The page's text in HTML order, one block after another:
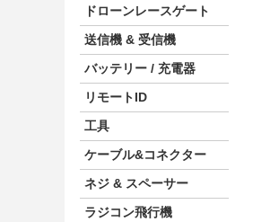
ドローンレースゲート
送信機 & 受信機
バッテリー / 充電器
リモートID
工具
ケーブル&コネクター
ネジ & スペーサー
ラジコン飛行機